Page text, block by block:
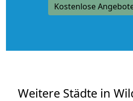
Kostenlose
Weitere Städte in